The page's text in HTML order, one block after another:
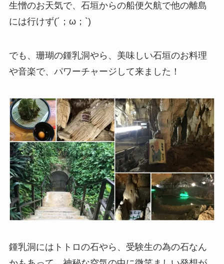
生憎のお天気で、石垣からの船便欠航で他の離島
には行けず(´；ω；`)
でも、珊瑚の鍾乳洞やら、美味しい石垣のお料理
や音楽で、パワーチャージして来ました！
鍾乳洞にはトトロの石やら、受験生の為の石なん